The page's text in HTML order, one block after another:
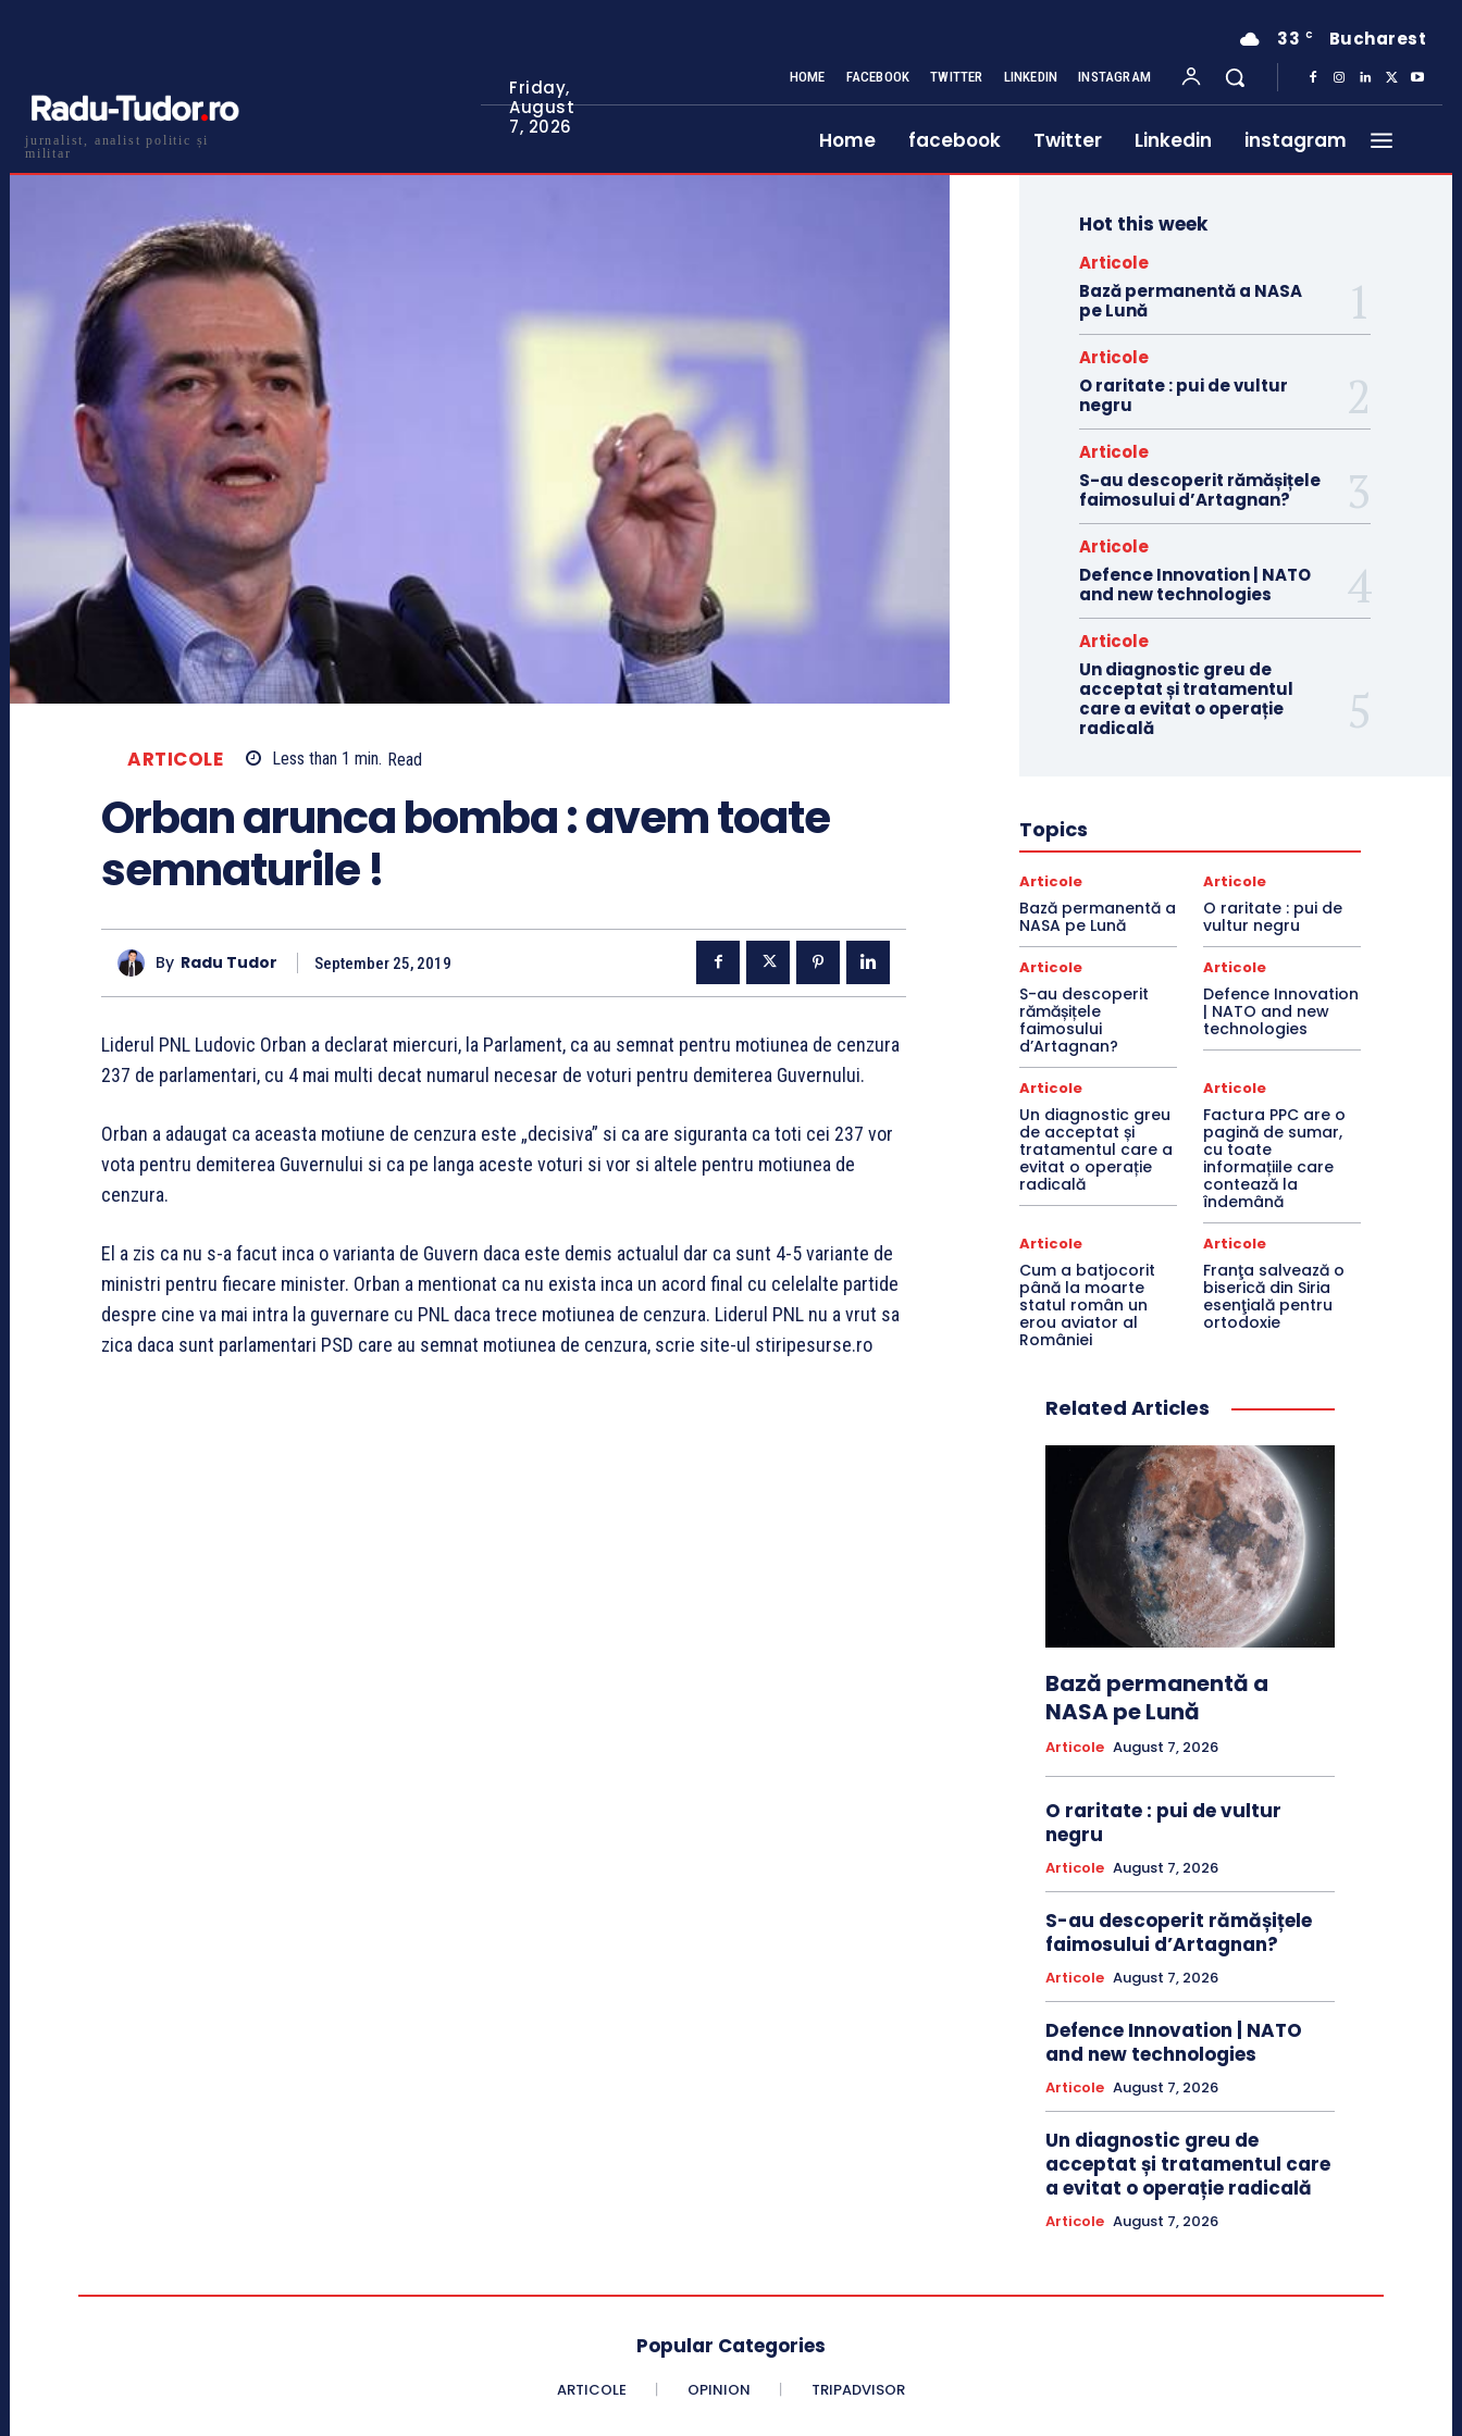
jurnalist, analist politic și
militar
Friday,
August
7, 2026
33 C Bucharest
HOME FACEBOOK TWITTER LINKEDIN INSTAGRAM
Home facebook Twitter Linkedin instagram
ARTICOLE Less than 1 min. Read
Orban arunca bomba : avem toate
semnaturile !
By Radu Tudor September 25, 2019
Liderul PNL Ludovic Orban a declarat miercuri, la Parlament, ca au semnat pentru motiunea de cenzura
237 de parlamentari, cu 4 mai multi decat numarul necesar de voturi pentru demiterea Guvernului.
Orban a adaugat ca aceasta motiune de cenzura este „decisiva” si ca are siguranta ca toti cei 237 vor
vota pentru demiterea Guvernului si ca pe langa aceste voturi si vor si altele pentru motiunea de
cenzura.
El a zis ca nu s-a facut inca o varianta de Guvern daca este demis actualul dar ca sunt 4-5 variante de
ministri pentru fiecare minister. Orban a mentionat ca nu exista inca un acord final cu celelalte partide
despre cine va mai intra la guvernare cu PNL daca trece motiunea de cenzura. Liderul PNL nu a vrut sa
zica daca sunt parlamentari PSD care au semnat motiunea de cenzura, scrie site-ul stiripesurse.ro
Hot this week
Articole
Bază permanentă a NASA
pe Lună
Articole
O raritate : pui de vultur
negru
Articole
S-au descoperit rămășițele
faimosului d’Artagnan?
Articole
Defence Innovation | NATO
and new technologies
Articole
Un diagnostic greu de
acceptat și tratamentul
care a evitat o operație
radicală
Topics
Articole
Bază permanentă a
NASA pe Lună
Articole
O raritate : pui de
vultur negru
Articole
S-au descoperit
rămășițele
faimosului
d’Artagnan?
Articole
Defence Innovation
| NATO and new
technologies
Articole
Un diagnostic greu
de acceptat și
tratamentul care a
evitat o operație
radicală
Articole
Factura PPC are o
pagină de sumar,
cu toate
informațiile care
contează la
îndemână
Articole
Cum a batjocorit
până la moarte
statul român un
erou aviator al
României
Articole
Franţa salvează o
biserică din Siria
esenţială pentru
ortodoxie
Related Articles
Bază permanentă a
NASA pe Lună
Articole August 7, 2026
O raritate : pui de vultur
negru
Articole August 7, 2026
S-au descoperit rămășițele
faimosului d’Artagnan?
Articole August 7, 2026
Defence Innovation | NATO
and new technologies
Articole August 7, 2026
Un diagnostic greu de
acceptat și tratamentul care
a evitat o operație radicală
Articole August 7, 2026
Popular Categories
ARTICOLE OPINION TRIPADVISOR